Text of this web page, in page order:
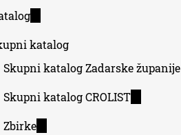
(link
external)
katalog
Skupni katalog Zadarske županije
Skupni katalog CROLIST(link
Zbirke(link